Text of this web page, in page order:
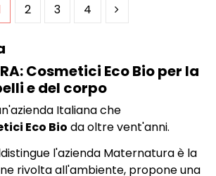
2 3 4
Cosmetici Eco Bio per la
e del corpo
Italiana che
Eco Bio da oltre vent'anni.
l'azienda Maternatura è la
rivolta all'ambiente, propone una